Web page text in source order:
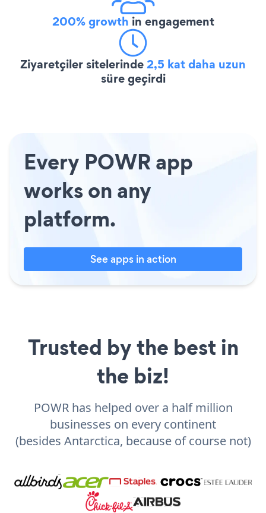
200% growth in engagement
Ziyaretçiler sitelerinde2,5 kat daha uzun
süre geçirdi
Every POWR app
works on any
platform.
See apps in action
Trusted by the best in
the biz!
POWR has helped over a half million
businesses on every continent
(besides Antarctica, because of course not)